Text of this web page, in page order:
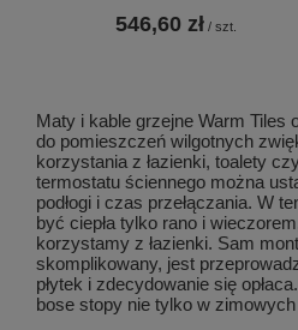
546,60 zł / szt.
Maty i kable grzejne Warm Tiles
do pomieszczeń wilgotnych
korzystania z łazienki, toalety
termostatu ściennego można
podłogi i czas przełączania. W
być ciepła tylko rano i
korzystamy z łazienki. Sam
skomplikowany, jest
płytek i zdecydowanie się
bose stopy nie tylko w